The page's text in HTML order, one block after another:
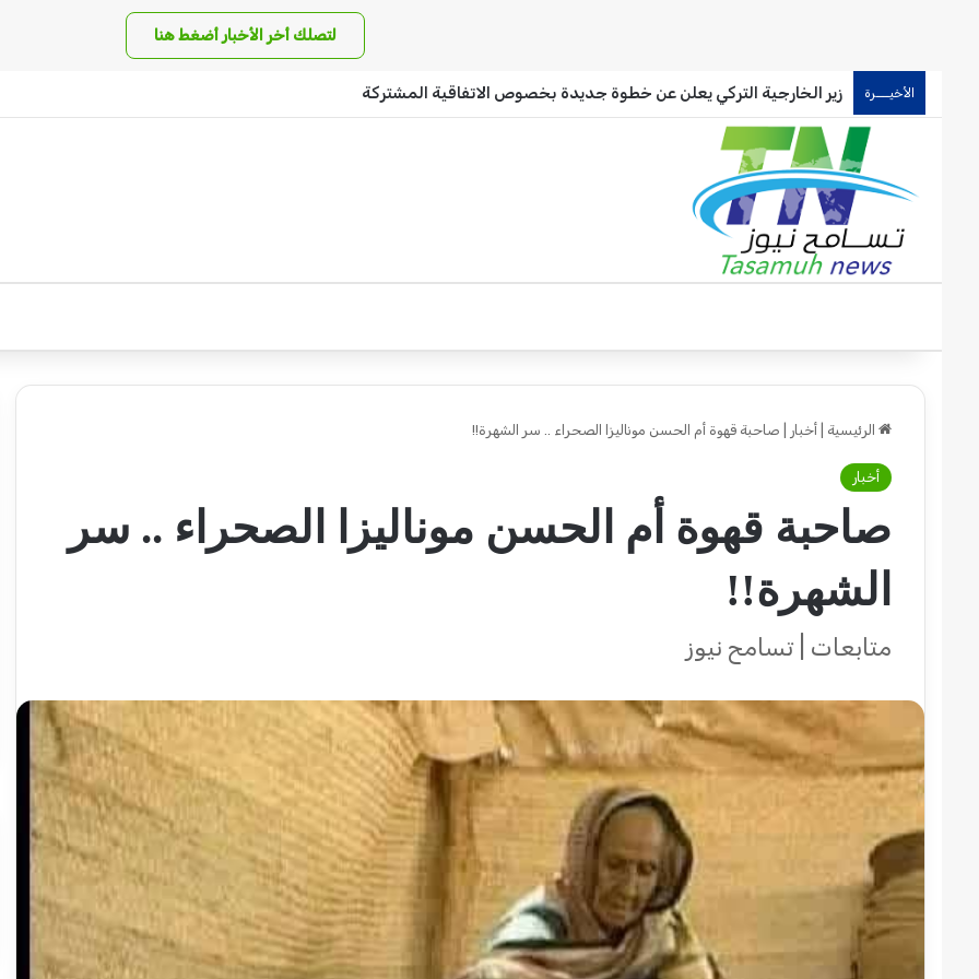
لتصلك أخر الأخبار أضغط هنا
الأخيـــرة زير الخارجية التركي يعلن عن خطوة جديدة بخصوص الاتفاقية المشتركة
الرئيسية أخبار صاحبة قهوة أم الحسن موناليزا الصحراء .. سر الشهرة!!
أخبار
صاحبة قهوة أم الحسن موناليزا الصحراء .. سر
الشهرة!!
متابعات | تسامح نيوز